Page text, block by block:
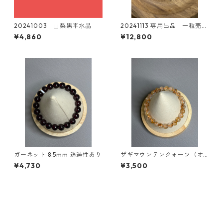
20241003 山梨黒平水晶
¥4,860
20241113 専用出品 一粒売
り シルバールチル 20mm
ネックレス加工済み
¥12,800
ガーネット 8.5mm 透過性あり
¥4,730
ザギマウンテンクォーツ（オ
レンジ）7mm
¥3,500